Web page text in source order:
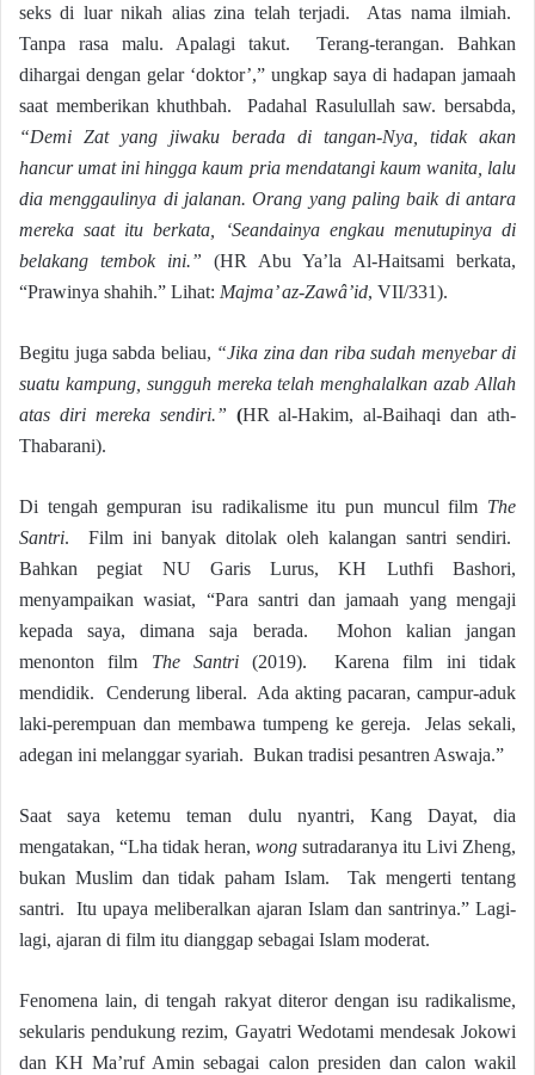
seks di luar nikah alias zina telah terjadi. Atas nama ilmiah.
Tanpa rasa malu. Apalagi takut. Terang-terangan. Bahkan
dihargai dengan gelar ‘doktor’,” ungkap saya di hadapan jamaah
saat memberikan khuthbah. Padahal Rasulullah saw. bersabda,
“Demi Zat yang jiwaku berada di tangan-Nya, tidak akan
hancur umat ini hingga kaum pria mendatangi kaum wanita, lalu
dia menggaulinya di jalanan. Orang yang paling baik di antara
mereka saat itu berkata, ‘Seandainya engkau menutupinya di
belakang tembok ini.” (HR Abu Ya’la Al-Haitsami berkata,
“Prawinya shahih.” Lihat: Majma’ az-Zawâ’id, VII/331).
Begitu juga sabda beliau, “Jika zina dan riba sudah menyebar di
suatu kampung, sungguh mereka telah menghalalkan azab Allah
atas diri mereka sendiri.” (HR al-Hakim, al-Baihaqi dan ath-
Thabarani).
Di tengah gempuran isu radikalisme itu pun muncul film The
Santri. Film ini banyak ditolak oleh kalangan santri sendiri.
Bahkan pegiat NU Garis Lurus, KH Luthfi Bashori,
menyampaikan wasiat, “Para santri dan jamaah yang mengaji
kepada saya, dimana saja berada. Mohon kalian jangan
menonton film The Santri (2019). Karena film ini tidak
mendidik. Cenderung liberal. Ada akting pacaran, campur-aduk
laki-perempuan dan membawa tumpeng ke gereja. Jelas sekali,
adegan ini melanggar syariah. Bukan tradisi pesantren Aswaja.”
Saat saya ketemu teman dulu nyantri, Kang Dayat, dia
mengatakan, “Lha tidak heran, wong sutradaranya itu Livi Zheng,
bukan Muslim dan tidak paham Islam. Tak mengerti tentang
santri. Itu upaya meliberalkan ajaran Islam dan santrinya.” Lagi-
lagi, ajaran di film itu dianggap sebagai Islam moderat.
Fenomena lain, di tengah rakyat diteror dengan isu radikalisme,
sekularis pendukung rezim, Gayatri Wedotami mendesak Jokowi
dan KH Ma’ruf Amin sebagai calon presiden dan calon wakil